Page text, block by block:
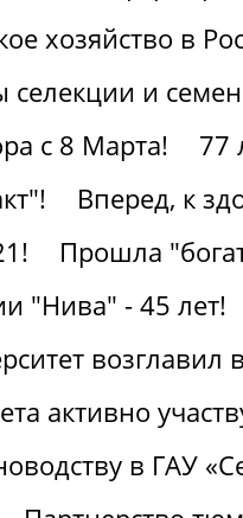
хозяйство в
и
с 8 Марта!
77
Вперед, к
Прошла
"Нива" - 45 лет!
возглавил
активно
в ГАУ